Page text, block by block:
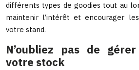
différents types de goodies tout au
maintenir l’intérêt et encourager
votre stand.
N’oubliez pas de
votre stock